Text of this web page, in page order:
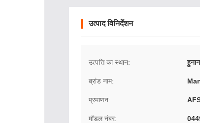
उत्पाद विनिर्देशन
उत्पत्ति का स्थान:
ब्रांड नाम:
प्रमाणन:
मॉडल नंबर: